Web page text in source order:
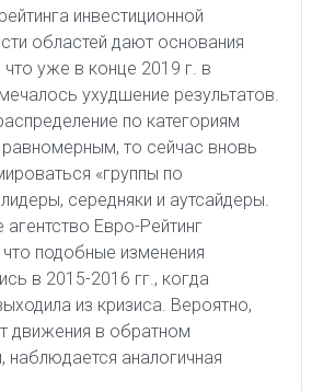
инвестиционной
областей дают основания
уже в конце 2019 г. в
ухудшение результатов.
по категориям
то сейчас вновь
«группы по
середняки и аутсайдеры.
агентство Евро-Рейтинг
подобные изменения
в 2015-2016 гг., когда
из кризиса. Вероятно,
движения в обратном
наблюдается аналогичная